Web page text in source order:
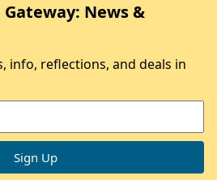
News &
info, reflections, and deals in